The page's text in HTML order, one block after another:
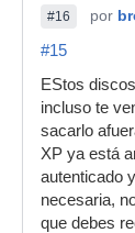
#16 por
#15
EStos
incluso te
sacarlo
XP ya está
autenticado
necesaria,
que debes